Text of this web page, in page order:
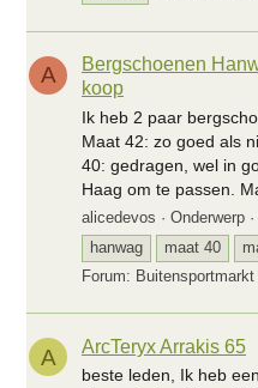
A
Bergschoenen
koop
Ik heb 2 paar
Maat 42: zo goed als
40: gedragen, wel in
Haag om te passen.
alicedevos Onderwerp
hanwag
maat 40
Forum: Buitensportmarkt
A ArcTeryx Arrakis 65
beste leden, Ik heb